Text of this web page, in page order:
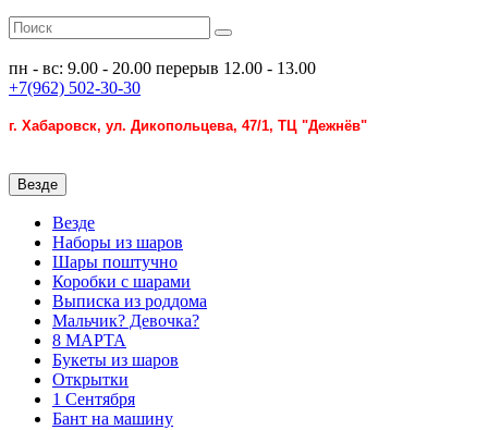
пн - вс: 9.00 - 20.00 перерыв 12.00 - 13.00
+7(962) 502-30-30
г. Хабаровск, ул. Дикопольцева, 47/1, ТЦ "Дежнёв"
Везде
Везде
Наборы из шаров
Шары поштучно
Коробки с шарами
Выписка из роддома
Мальчик? Девочка?
8 МАРТА
Букеты из шаров
Открытки
1 Сентября
Бант на машину